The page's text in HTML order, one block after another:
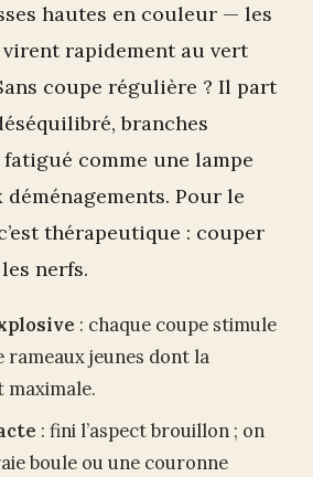
hautes en couleur — les
rapidement au vert
coupe régulière ? Il part
branches
comme une lampe
déménagements. Pour le
thérapeutique : couper
nerfs.
: chaque coupe stimule
rameaux jeunes dont la
maximale.
: fini l’aspect brouillon ; on
boule ou une couronne